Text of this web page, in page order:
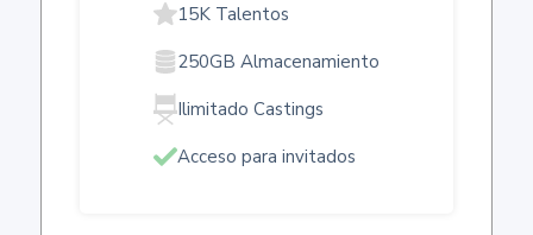
15K Talentos
250GB Almacenamiento
Ilimitado Castings
Acceso para invitados